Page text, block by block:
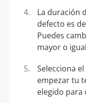
La duración
defecto es
Puedes
mayor o
Selecciona
empezar tu
elegido para